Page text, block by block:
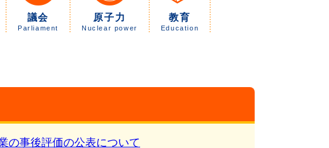
議会
Parliament
原子力
Nuclear power
教育
Education
の事後評価の公表について